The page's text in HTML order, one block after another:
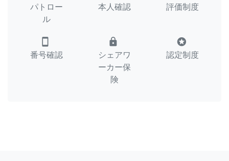
パトロー
ル
本人確認 評価制度
smartphone
番号確認
lock
シェアワ
ーカー保
険
stars
認定制度